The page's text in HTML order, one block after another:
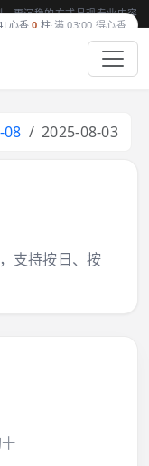
、更沉稳的方式呈现专业内容
08 2025-08-03
支持按日、按
心香0 柱· 满 03:00 得心香